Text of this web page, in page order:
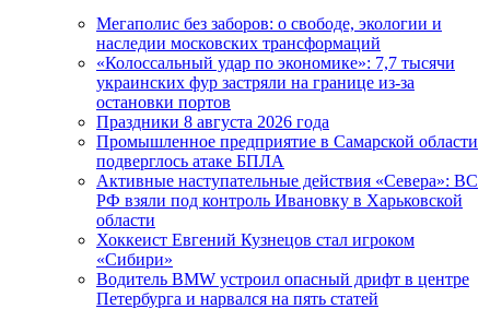
Мегаполис без заборов: о свободе, экологии и
наследии московских трансформаций
«Колоссальный удар по экономике»: 7,7 тысячи
украинских фур застряли на границе из-за
остановки портов
Праздники 8 августа 2026 года
Промышленное предприятие в Самарской области
подверглось атаке БПЛА
Активные наступательные действия «Севера»: ВС
РФ взяли под контроль Ивановку в Харьковской
области
Хоккеист Евгений Кузнецов стал игроком
«Сибири»
Водитель BMW устроил опасный дрифт в центре
Петербурга и нарвался на пять статей